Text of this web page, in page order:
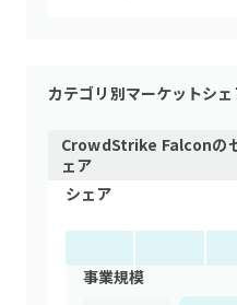
カテゴリ別マーケットシ
CrowdStrike Falconの
ェア
シェア
事業規模